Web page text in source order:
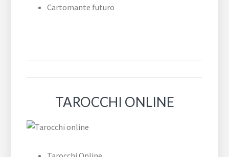
Cartomante futuro
TAROCCHI ONLINE